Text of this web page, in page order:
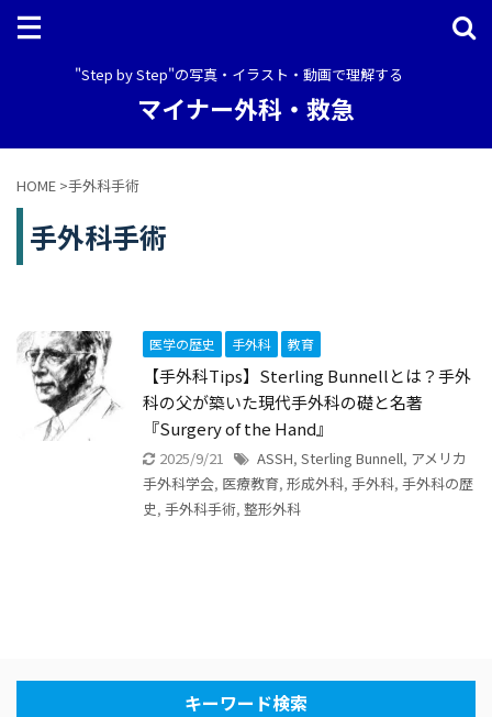
"Step by Step"の写真・イラスト・動画で理解する
マイナー外科・救急
HOME >手外科手術
手外科手術
医学の歴史 手外科 教育
【手外科Tips】Sterling Bunnellとは？手外
科の父が築いた現代手外科の礎と名著
『Surgery of the Hand』
2025/9/21 ASSH, Sterling Bunnell, アメリカ
手外科学会, 医療教育, 形成外科, 手外科, 手外科の歴
史, 手外科手術, 整形外科
キーワード検索